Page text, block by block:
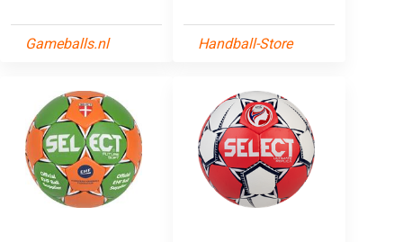
Gameballs.nl Handball-Store